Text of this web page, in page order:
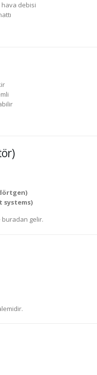
debisi
systems)
buradan gelir.